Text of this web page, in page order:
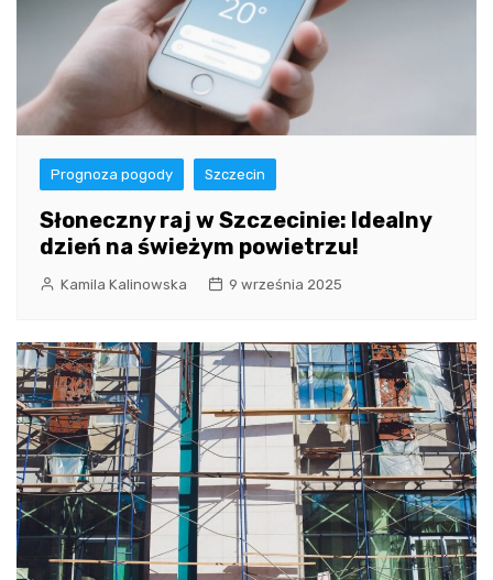
Prognoza pogody Szczecin
Słoneczny raj w Szczecinie: Idealny
dzień na świeżym powietrzu!
Kamila Kalinowska 9 września 2025